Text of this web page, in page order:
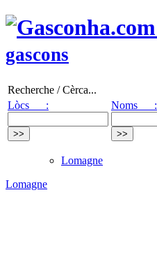
gascons
Recherche / Cèrca...
Lòcs :
Noms :
Lomagne
Lomagne